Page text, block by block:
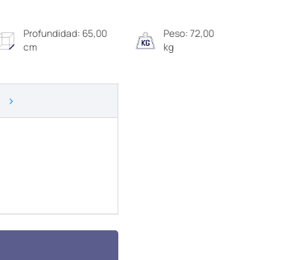
Profundidad: 65,00
cm
Peso: 72,00
kg
>